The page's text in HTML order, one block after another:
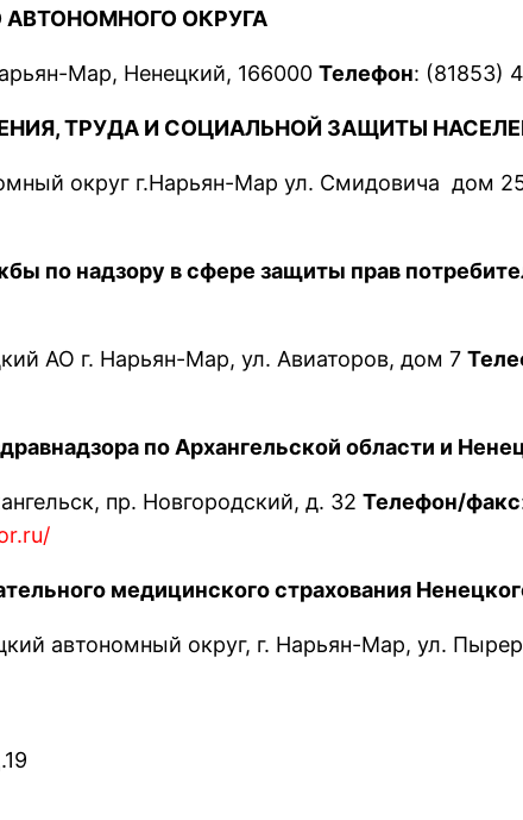
ОКРУГА
Мар, Ненецкий, 166000 Телефон: (81853)
ТРУДА И СОЦИАЛЬНОЙ ЗАЩИТЫ
округ г.Нарьян-Мар ул. Смидовича дом
по надзору в сфере защиты прав
АО г. Нарьян-Мар, ул. Авиаторов, дом 7
по Архангельской области и
пр. Новгородский, д. 32 Телефон/факс
медицинского страхования
автономный округ, г. Нарьян-Мар, ул.